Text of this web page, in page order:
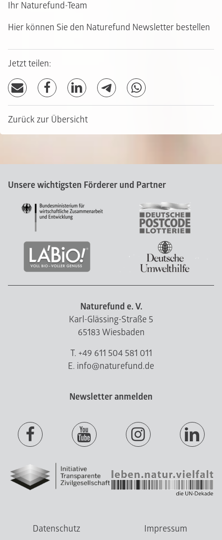
Ihr Naturefund-Team
Hier können Sie den Naturefund Newsletter bestellen
Jetzt teilen:
Zurück zur Übersicht
Unsere wichtigsten Förderer und Partner
Naturefund e. V.
Karl-Glässing-Straße 5
65183 Wiesbaden
T. +49 611 504 581 011
E. info@naturefund.de
Newsletter anmelden
Datenschutz Impressum